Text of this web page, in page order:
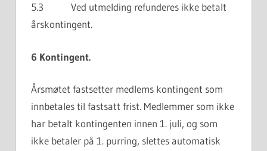
5.3 Ved utmelding refunderes ikke betalt
årskontingent.
6 Kontingent.
Årsmøtet fastsetter medlems kontingent som
innbetales til fastsatt frist. Medlemmer som ikke
har betalt kontingenten innen 1. juli, og som
ikke betaler på 1. purring, slettes automatisk